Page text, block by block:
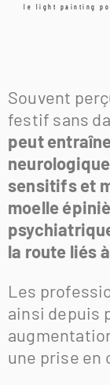
le light painting
Souvent
festif sans
peut
sensitifs et
moelle
la route liés
Les
ainsi depuis
une prise en